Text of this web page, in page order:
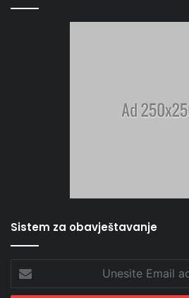
Sistem za obavještavanje
Email